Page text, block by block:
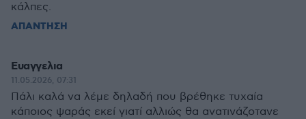
κάλπες.
ΑΠΑΝΤΗΣΗ
Ευαγγελια
11.05.2026, 07:31
Πάλι καλά να λέμε δηλαδή που βρέθηκε τυχαία
κάποιος ψαράς εκεί γιατί αλλιώς θα ανατινάζοτανε